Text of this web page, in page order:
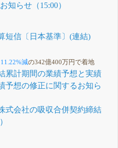
知らせ（15:00）
短信〔日本基準〕(連結)
11.22%減の342億400万円で着地
累計期間の業績予想と実績
予想の修正に関するお知ら
式会社の吸収合併契約締結